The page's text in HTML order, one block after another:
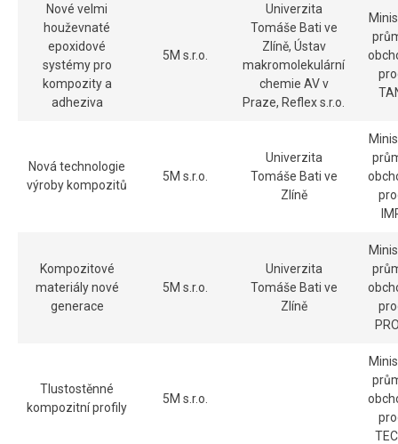
Nové velmi
houževnaté
epoxidové
systémy pro
kompozity a
adheziva
5M s.r.o.
Univerzita
Tomáše Bati ve
Zlíně, Ústav
makromolekulární
chemie AV v
Praze, Reflex s.r.o.
Nová technologie
výroby kompozitů
5M s.r.o.
Univerzita
Tomáše Bati ve
Zlíně
Kompozitové
materiály nové
generace
5M s.r.o.
Univerzita
Tomáše Bati ve
Zlíně
Tlustostěnné
kompozitní profily
5M s.r.o.